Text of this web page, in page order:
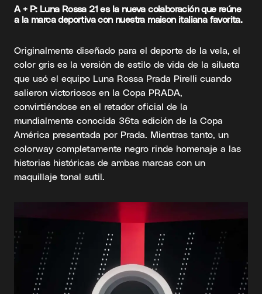
A + P: Luna Rossa 21 es la nueva colaboración que reúne
a la marca deportiva con nuestra maison italiana favorita.
Originalmente diseñado para el deporte de la vela, el
color gris es la versión de estilo de vida de la silueta
que usó el equipo Luna Rossa Prada Pirelli cuando
salieron victoriosos en la Copa PRADA,
convirtiéndose en el retador oficial de la
mundialmente conocida 36ta edición de la Copa
América presentada por Prada. Mientras tanto, un
colorway completamente negro rinde homenaje a las
historias históricas de ambas marcas con un
maquillaje tonal sutil.